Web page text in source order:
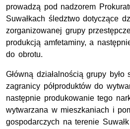
prowadzą pod nadzorem
Suwałkach śledztwo dotyczące
zorganizowanej grupy
produkcją amfetaminy, a
do obrotu.
Główną działalnością grupy było
zagranicy półproduktów do
następnie produkowanie tego
wytwarzana w mieszkaniach i
gospodarczych na terenie